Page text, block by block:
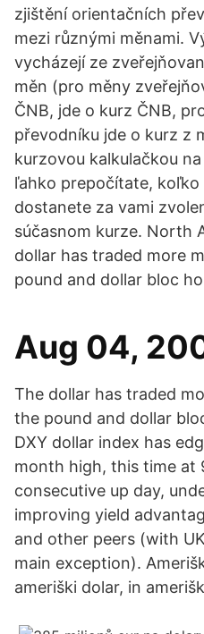
zjištění orientačních
mezi různými měnami.
vycházejí ze
měn (pro měny
ČNB, jde o kurz ČNB,
převodníku jde o kurz z
kurzovou kalkulačkou
ľahko prepočítate,
dostanete za vami
súčasnom kurze. North
dollar has traded more
pound and dollar bloc
Aug 04,
The dollar has traded
the pound and dollar
DXY dollar index has
month high, this time at
consecutive up day,
improving yield
and other peers (with
main exception).
ameriški dolar, in